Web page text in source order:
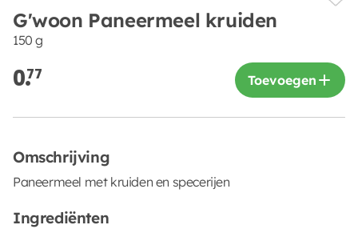
G'woon Paneermeel kruiden
150 g
0.77 Toevoegen
Omschrijving
Paneermeel met kruiden en specerijen
Ingrediënten